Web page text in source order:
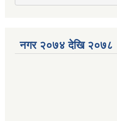
नगर २०७४ देखि २०७८